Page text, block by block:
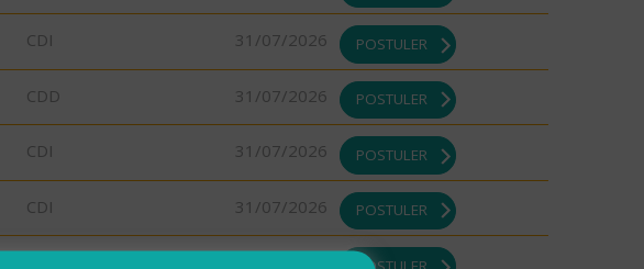
CDI 31/07/2026 POSTULER
CDD 31/07/2026 POSTULER
CDI 31/07/2026 POSTULER
CDI 31/07/2026 POSTULER